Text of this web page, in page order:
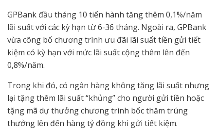
GPBank đầu tháng 10 tiến hành tăng thêm 0,1%/năm
lãi suất với các kỳ hạn từ 6-36 tháng. Ngoài ra, GPBank
vừa công bố chương trình ưu đãi lãi suất tiền gửi tiết
kiệm có kỳ hạn với mức lãi suất cộng thêm lên đến
0,8%/năm.
Trong khi đó, có ngân hàng không tăng lãi suất nhưng
lại tặng thêm lãi suất “khủng” cho người gửi tiền hoặc
tặng mã dự thưởng chương trình bốc thăm trúng
thưởng lên đến hàng tỷ đồng khi gửi tiết kiệm.